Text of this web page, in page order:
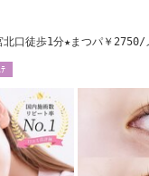
宮北口徒歩1分★まつパ￥